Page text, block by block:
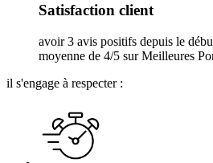
Satisfaction client
avoir 3 avis positifs depuis le
moyenne de 4/5 sur Meilleures
il s'engage à respecter :